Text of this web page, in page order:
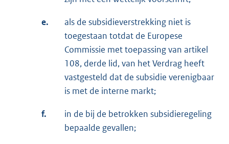
e.
als de subsidieverstrekking niet is
toegestaan totdat de Europese
Commissie met toepassing van artikel
108, derde lid, van het Verdrag heeft
vastgesteld dat de subsidie verenigbaar
is met de interne markt;
f.
in de bij de betrokken subsidieregeling
bepaalde gevallen;